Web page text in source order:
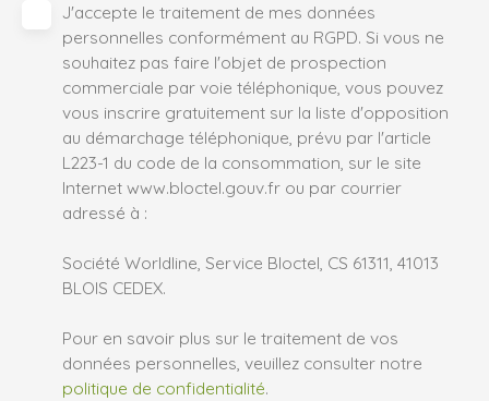
J'accepte le traitement de mes données
personnelles conformément au RGPD. Si vous ne
souhaitez pas faire l'objet de prospection
commerciale par voie téléphonique, vous pouvez
vous inscrire gratuitement sur la liste d'opposition
au démarchage téléphonique, prévu par l'article
L223-1 du code de la consommation, sur le site
Internet www.bloctel.gouv.fr ou par courrier
adressé à :
Société Worldline, Service Bloctel, CS 61311, 41013
BLOIS CEDEX.
Pour en savoir plus sur le traitement de vos
données personnelles, veuillez consulter notre
politique de confidentialité.